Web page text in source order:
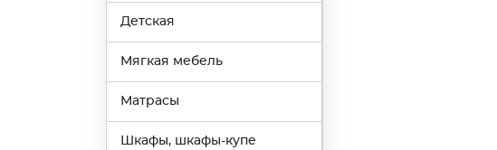
Детская
Мягкая мебель
Матрасы
Шкафы, шкафы-купе